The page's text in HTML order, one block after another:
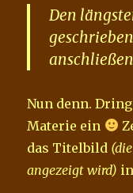
Den
Nun denn.
Materie ein
das Titelbild
angezeigt wird)